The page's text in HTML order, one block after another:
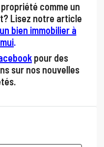
comme un
Lisez notre article
bien immobilier à
.
pour des
sur nos nouvelles